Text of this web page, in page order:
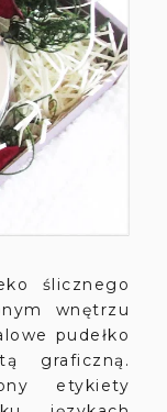
ślicznego
wnętrzu
pudełko
graficzną.
etykiety